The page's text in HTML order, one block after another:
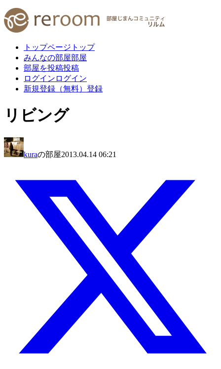
トップページ トップ
みんなの部屋部屋
部屋を投稿投稿
ログイン ログイン
新規登録（無料） 登録
リビング
kuraの部屋2013.04.14 06:21